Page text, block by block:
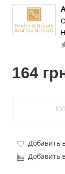
164
Добавить
Добавить